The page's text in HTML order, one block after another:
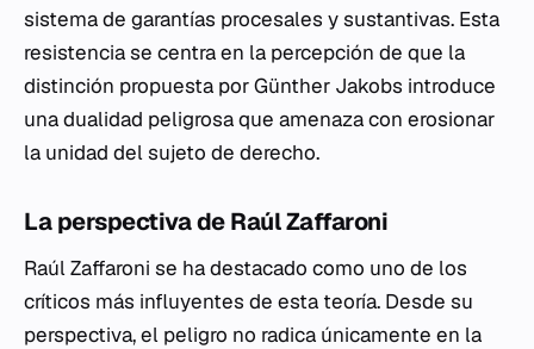
sistema de garantías procesales y sustantivas. Esta
resistencia se centra en la percepción de que la
distinción propuesta por Günther Jakobs introduce
una dualidad peligrosa que amenaza con erosionar
la unidad del sujeto de derecho.
La perspectiva de Raúl Zaffaroni
Raúl Zaffaroni se ha destacado como uno de los
críticos más influyentes de esta teoría. Desde su
perspectiva, el peligro no radica únicamente en la